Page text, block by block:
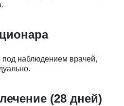
под наблюдением врачей,
(28 дней)